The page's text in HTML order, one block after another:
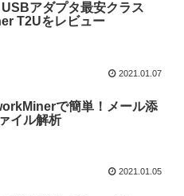
アダプタ最安クラス
T2Uをレビュー
2021.01.07
で簡単！メール添
イル解析
2021.01.05